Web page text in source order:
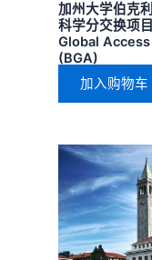
加州大学伯克
科学分交换项
Global
(BGA)
加入购物车